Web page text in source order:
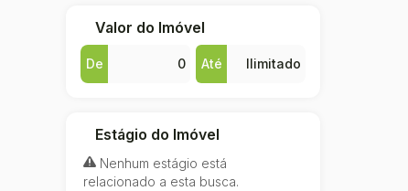
Valor do Imóvel
De Até
Estágio do Imóvel
Nenhum estágio está
relacionado a esta busca.